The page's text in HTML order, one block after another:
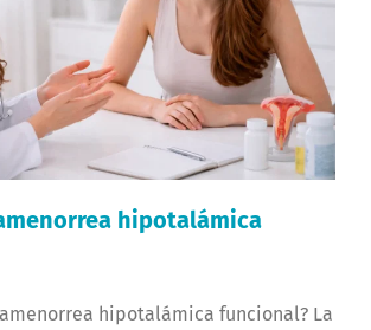
hipotalámica
hipotalámica funcional? La